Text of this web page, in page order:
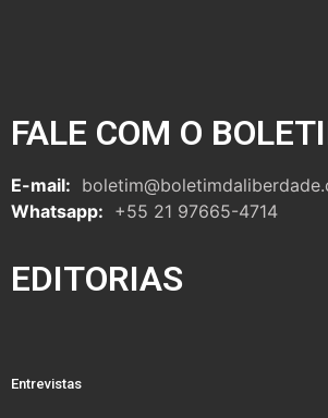
FALE COM O
E-mail:
Whatsapp: +55 21 97665-4714
EDITORIAS
Entrevistas